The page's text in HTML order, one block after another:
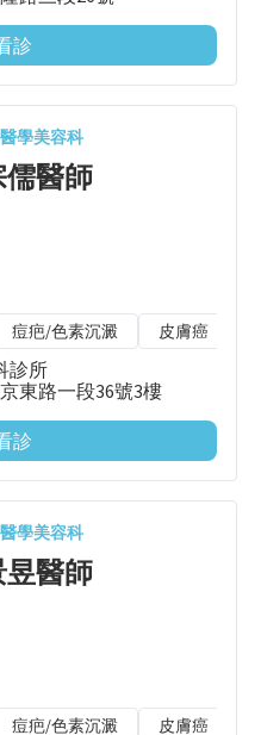
診
醫學美容科
醫師
痘疤/色素沉澱 皮膚癌
診所
東路一段36號3樓
診
醫學美容科
醫師
痘疤/色素沉澱 皮膚癌